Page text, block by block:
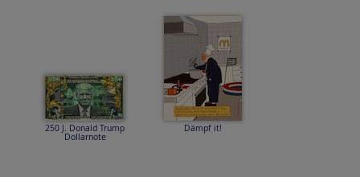
250 J. Donald Trump
Dollarnote
Dämpf it!